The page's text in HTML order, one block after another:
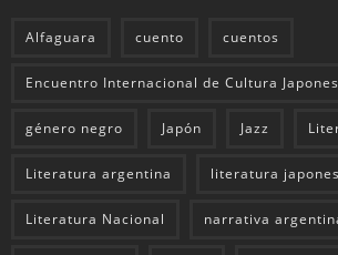
Alfaguara cuento cuentos
Encuentro Internacional de Cultura
género negro Japón Jazz
Literatura argentina literatura
Literatura Nacional narrativa